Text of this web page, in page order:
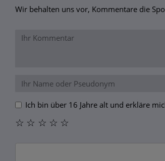
Wir behalten uns vor, Kommentare die
Ich bin über 16 Jahre alt und erkläre
☆
☆
☆
☆
☆